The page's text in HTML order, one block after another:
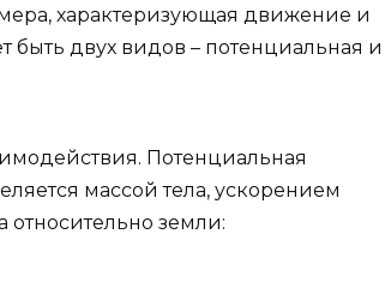
характеризующая движение и
быть двух видов – потенциальная и
Потенциальная
массой тела, ускорением
земли: